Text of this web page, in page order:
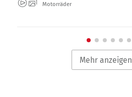
Motorräder
Mehr anzeigen